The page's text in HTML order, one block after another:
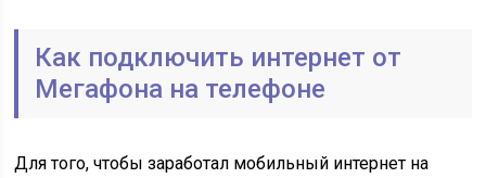
Как подключить интернет от
Мегафона на телефоне
Для того, чтобы заработал мобильный интернет на